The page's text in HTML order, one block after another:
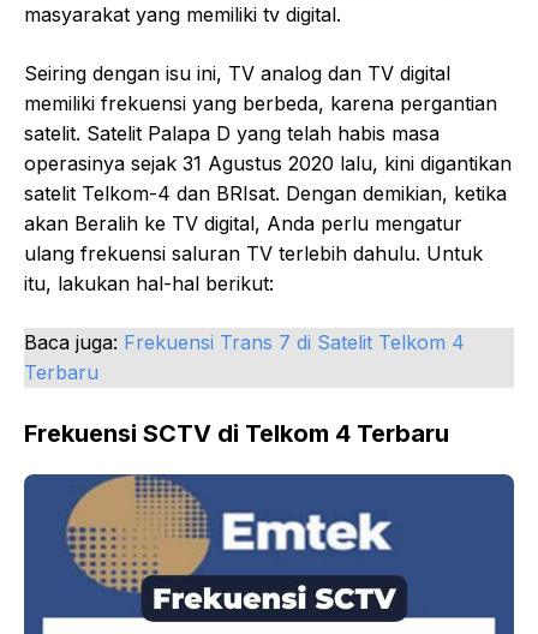
masyarakat yang memiliki tv digital.
Seiring dengan isu ini, TV analog dan TV digital
memiliki frekuensi yang berbeda, karena pergantian
satelit. Satelit Palapa D yang telah habis masa
operasinya sejak 31 Agustus 2020 lalu, kini digantikan
satelit Telkom-4 dan BRIsat. Dengan demikian, ketika
akan Beralih ke TV digital, Anda perlu mengatur
ulang frekuensi saluran TV terlebih dahulu. Untuk
itu, lakukan hal-hal berikut:
Baca juga: Frekuensi Trans 7 di Satelit Telkom 4
Terbaru
Frekuensi SCTV di Telkom 4 Terbaru